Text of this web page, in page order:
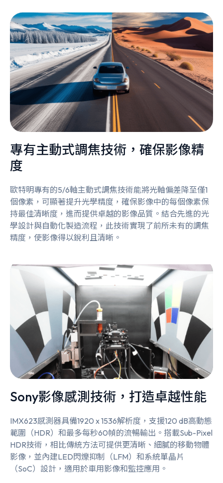
專有主動式調焦技術，確保影像精
度
歐特明專有的5/6軸主動式調焦技術能將光軸偏差降至僅1
個像素，可顯著提升光學精度，確保影像中的每個像素保
持最佳清晰度，進而提供卓越的影像品質。結合先進的光
學設計與自動化製造流程，此技術實現了前所未有的調焦
精度，使影像得以銳利且清晰。
Sony影像感測技術，打造卓越性能
IMX623感測器具備1920 x 1536解析度，支援120 dB高動態
範圍（HDR）和最多每秒60幀的流暢輸出。搭載Sub-Pixel
HDR技術，相比傳統方法可提供更清晰、細膩的移動物體
影像，並內建LED閃爍抑制（LFM）和系統單晶片
（SoC）設計，適用於車用影像和監控應用。